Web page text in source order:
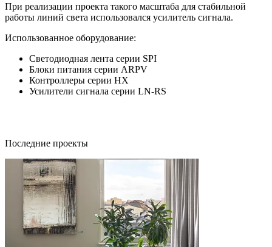
При реализации проекта такого масштаба для стабильной
работы линий света использовался усилитель сигнала.
Использованное оборудование:
Светодиодная лента серии SPI
Блоки питания серии ARPV
Контроллеры серии HX
Усилители сигнала серии LN-RS
Последние проекты